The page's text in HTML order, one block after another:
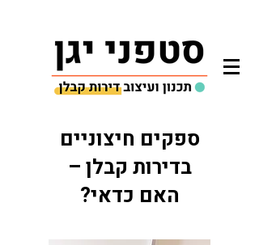
ספקים חיצוניים
בדירות קבלן –
האם כדאי?